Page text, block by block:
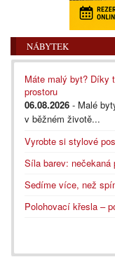
NÁBYTEK
Máte malý byt? Díky
prostoru
06.08.2026 - Malé
v běžném životě...
Vyrobte si stylové
Síla barev: nečekaná
Sedíme více, než
Polohovací křesla –